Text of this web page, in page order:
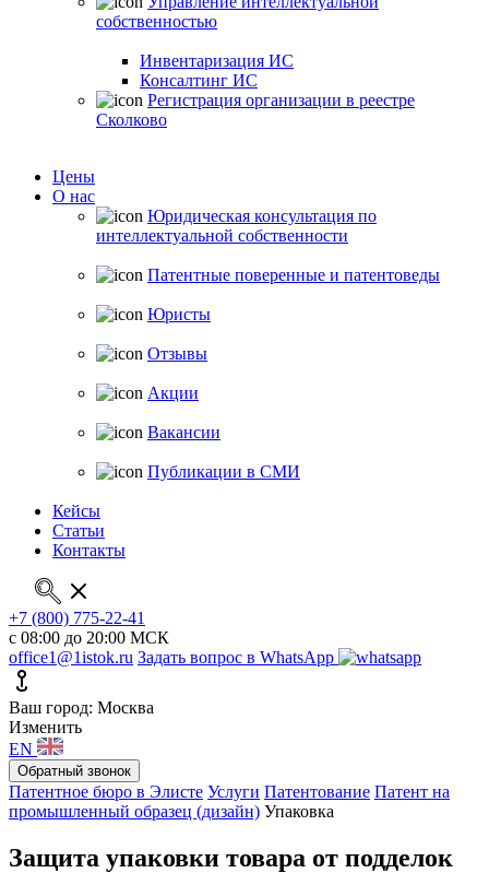
собственностью
Инвентаризация ИС
Консалтинг ИС
Регистрация организации в реестре
Сколково
Цены
О нас
Юридическая консультация по
интеллектуальной собственности
Патентные поверенные и патентоведы
Юристы
Отзывы
Акции
Вакансии
Публикации в СМИ
Кейсы
Статьи
Контакты
+7 (800) 775-22-41
с 08:00 до 20:00 МСК
office1@1istok.ru Задать вопрос в WhatsApp
Ваш город: Москва
Изменить
EN
Обратный звонок
Патентное бюро в Элисте Услуги Патентование Патент на
промышленный образец (дизайн) Упаковка
Защита упаковки товара от подделок